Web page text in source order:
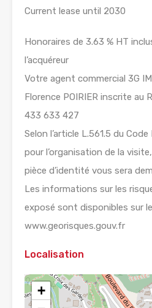
Current lease until 2030
Honoraires de 3.63 % HT
l’acquéreur
Votre agent commercial 3G
Florence POIRIER inscrite au
433 633 427
Selon l’article L.561.5 du
pour l’organisation de la
pièce d’identité vous sera
Les informations sur les
exposé sont disponibles sur
www.georisques.gouv.fr
Localisation
+